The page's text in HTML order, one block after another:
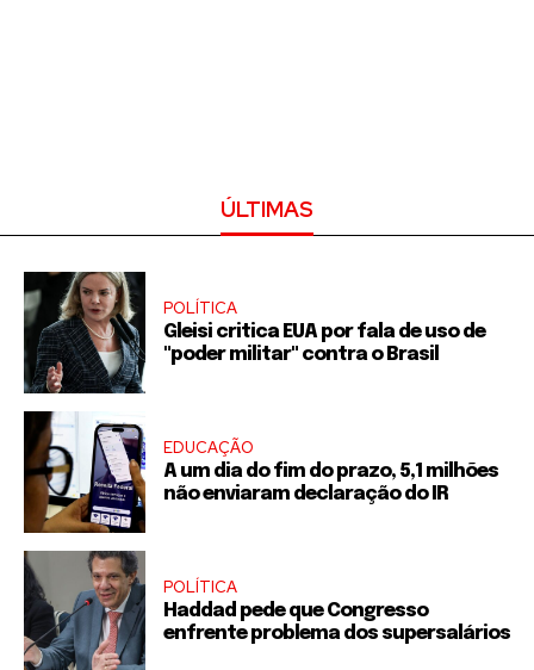
ÚLTIMAS
POLÍTICA
Gleisi critica EUA por fala de uso de
"poder militar" contra o Brasil
EDUCAÇÃO
A um dia do fim do prazo, 5,1 milhões
não enviaram declaração do IR
POLÍTICA
Haddad pede que Congresso
enfrente problema dos supersalários